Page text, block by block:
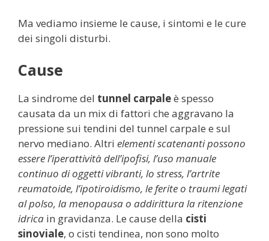
Ma vediamo insieme le cause, i sintomi e le cure
dei singoli disturbi.
Cause
La sindrome del tunnel carpaleè spesso
causata da un mix di fattori che aggravano la
pressione sui tendini del tunnel carpale e sul
nervo mediano. Altri elementi scatenanti possono
essere l’iperattività dell’ipofisi, l’uso manuale
continuo di oggetti vibranti, lo stress, l’artrite
reumatoide, l’ipotiroidismo, le ferite o traumi legati
al polso, la menopausa o addirittura la ritenzione
idrica in gravidanza. Le cause della cisti
sinoviale, o cisti tendinea, non sono molto